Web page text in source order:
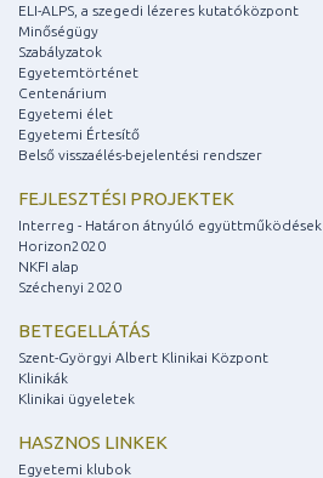
ELI-ALPS, a szegedi lézeres kutatóközpont
Minőségügy
Szabályzatok
Egyetemtörténet
Centenárium
Egyetemi élet
Egyetemi Értesítő
Belső visszaélés-bejelentési rendszer
FEJLESZTÉSI PROJEKTEK
Interreg - Határon átnyúló együttműködések
Horizon2020
NKFI alap
Széchenyi 2020
BETEGELLÁTÁS
Szent-Györgyi Albert Klinikai Központ
Klinikák
Klinikai ügyeletek
HASZNOS LINKEK
Egyetemi klubok